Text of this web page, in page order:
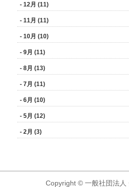
- 12月 (11)
- 11月 (11)
- 10月 (10)
- 9月 (11)
- 8月 (13)
- 7月 (11)
- 6月 (10)
- 5月 (12)
- 2月 (3)
Copyright © 一般社団法人